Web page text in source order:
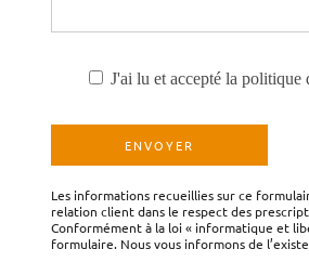
J'ai lu et accepté la politique
Les informations recueillies sur ce
relation client dans le respect des
Conformément à la loi « informatique et
formulaire. Nous vous informons de